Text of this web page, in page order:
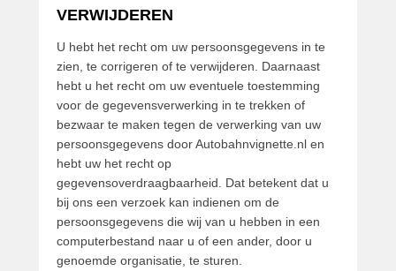
VERWIJDEREN
U hebt het recht om uw persoonsgegevens in te
zien, te corrigeren of te verwijderen. Daarnaast
hebt u het recht om uw eventuele toestemming
voor de gegevensverwerking in te trekken of
bezwaar te maken tegen de verwerking van uw
persoonsgegevens door Autobahnvignette.nl en
hebt uw het recht op
gegevensoverdraagbaarheid. Dat betekent dat u
bij ons een verzoek kan indienen om de
persoonsgegevens die wij van u hebben in een
computerbestand naar u of een ander, door u
genoemde organisatie, te sturen.